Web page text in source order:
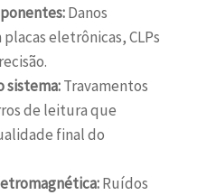
Danos
eletrônicas, CLPs
sistema:Travamentos
de leitura que
final do
Ruídos